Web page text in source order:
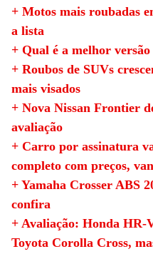
+ Motos mais roubadas
a lista
+ Qual é a melhor versão
+ Roubos de SUVs
mais visados
+ Nova Nissan Frontier
avaliação
+ Carro por assinatura
completo com preços,
+ Yamaha Crosser ABS
confira
+ Avaliação: Honda
Toyota Corolla Cross,